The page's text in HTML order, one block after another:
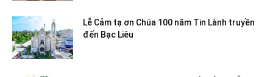
Lễ Cảm tạ ơn Chúa 100 năm Tin Lành truyền
đến Bạc Liêu